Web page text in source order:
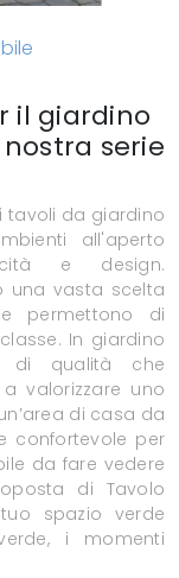
il giardino
serie
tavoli da giardino
all'aperto
e design.
una vasta scelta
permettono di
In giardino
di qualità che
valorizzare uno
di casa da
confortevole per
da fare vedere
di Tavolo
spazio verde
i momenti